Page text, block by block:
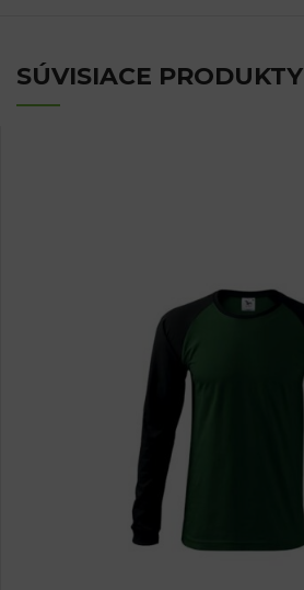
SÚVISIACE PRODUKTY